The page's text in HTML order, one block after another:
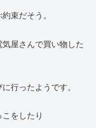
束だそう。
屋さんで買い物した
行ったようです。
をしたり